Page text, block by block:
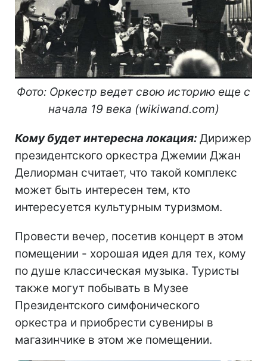
Фото: Оркестр ведет свою историю еще с
начала 19 века (wikiwand.com)
Кому будет интересна локация: Дирижер
президентского оркестра Джемии Джан
Делиорман считает, что такой комплекс
может быть интересен тем, кто
интересуется культурным туризмом.
Провести вечер, посетив концерт в этом
помещении - хорошая идея для тех, кому
по душе классическая музыка. Туристы
также могут побывать в Музее
Президентского симфонического
оркестра и приобрести сувениры в
магазинчике в этом же помещении.